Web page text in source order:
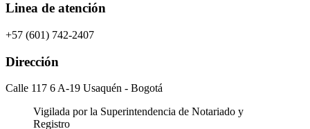
Linea de atención
+57 (601) 742-2407
Dirección
Calle 117 6 A-19 Usaquén - Bogotá
Vigilada por la Superintendencia de Notariado y
Registro